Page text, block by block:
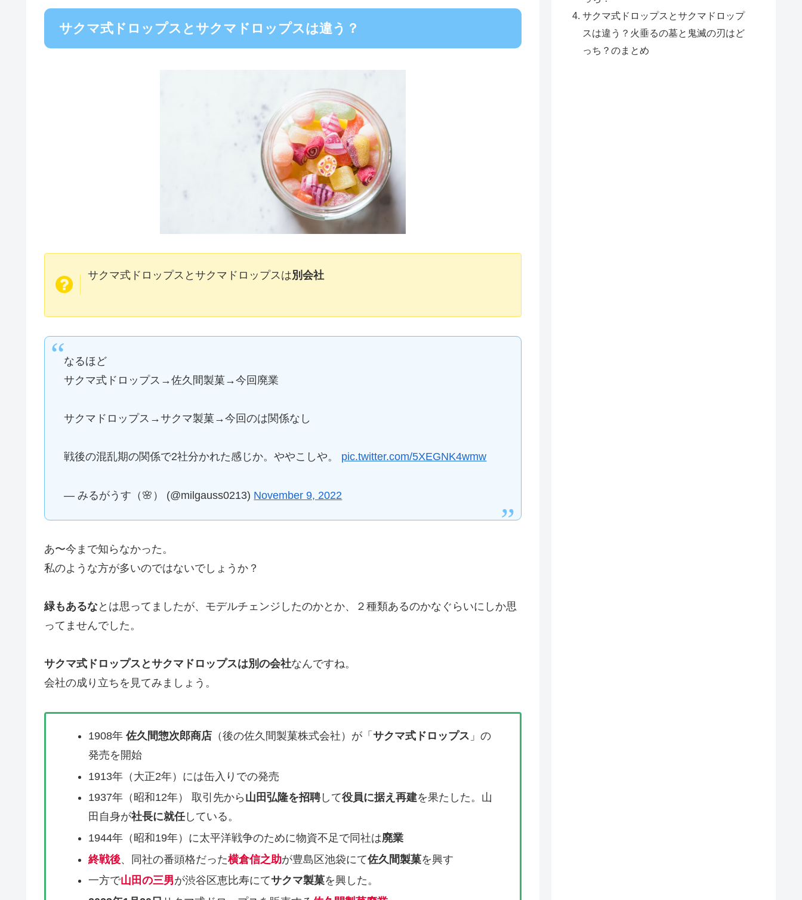
サクマ式ドロップスとサクマドロップスは違う？
サクマ式ドロップスとサクマドロップスは別会社
なるほど
サクマ式ドロップス→佐久間製菓→今回廃業
サクマドロップス→サクマ製菓→今回のは関係なし
戦後の混乱期の関係で2社分かれた感じか。ややこしや。 pic.twitter.com/5XEGNK4wmw
— みるがうす（🌸） (@milgauss0213) November 9, 2022
あ〜今まで知らなかった。
私のような方が多いのではないでしょうか？
緑もあるなとは思ってましたが、モデルチェンジしたのかとか、２種類あるのかなぐらいにしか思
ってませんでした。
サクマ式ドロップスとサクマドロップスは別の会社なんですね。
会社の成り立ちを見てみましょう。
1908年 佐久間惣次郎商店（後の佐久間製菓株式会社）が「 サクマ式ドロップス 」の
発売を開始
1913年（大正2年）には缶入りでの発売
1937年（昭和12年） 取引先から 山田弘隆を招聘して役員に据え再建を果たした。山
田自身が社長に就任している。
1944年（昭和19年）に太平洋戦争のために物資不足で同社は廃業
終戦後、同社の番頭格だった横倉信之助が豊島区池袋にて佐久間製菓を興す
一方で山田の三男が渋谷区恵比寿にてサクマ製菓を興した。
サクマ式ドロップスとサクマドロップ
スは違う？火垂るの墓と鬼滅の刃はど
っち？のまとめ